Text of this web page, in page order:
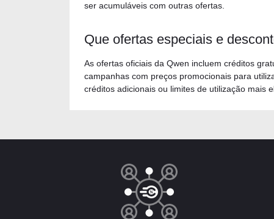
ser acumuláveis com outras ofertas.
Que ofertas especiais e
As ofertas oficiais da Qwen incluem créditos
campanhas com preços promocionais para
créditos adicionais ou limites de utilização mais